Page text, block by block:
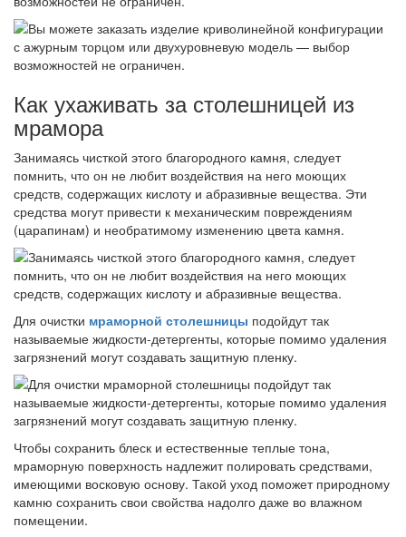
Как ухаживать за столешницей из
мрамора
Занимаясь чисткой этого благородного камня, следует
помнить, что он не любит воздействия на него моющих
средств, содержащих кислоту и абразивные вещества. Эти
средства могут привести к механическим повреждениям
(царапинам) и необратимому изменению цвета камня.
Для очистки мраморной столешницы подойдут так
называемые жидкости-детергенты, которые помимо удаления
загрязнений могут создавать защитную пленку.
Чтобы сохранить блеск и естественные теплые тона,
мраморную поверхность надлежит полировать средствами,
имеющими восковую основу. Такой уход поможет природному
камню сохранить свои свойства надолго даже во влажном
помещении.